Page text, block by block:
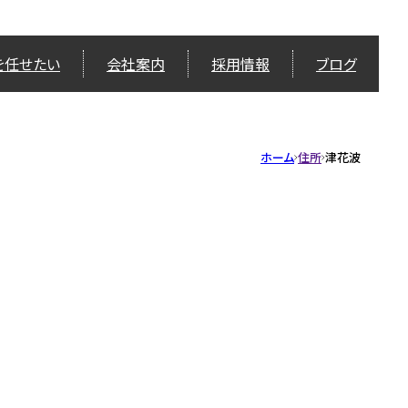
せたい 会社案内 採用情報 ブログ
ホーム 住所 津花波